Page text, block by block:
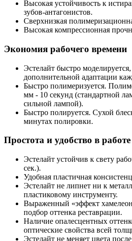
Высокая устойчивость к
зубов-антагонистов.
Сверхнизкая
Высокая компрессионная
Экономия рабочего времени
Эстелайт быстро моделируется,
дополнительной адаптации
Быстро полимеризуется.
мм - 10 секунд (стандартной
сильной лампой).
Быстро полируется. Сухой
минутах полировки.
Простота и удобство в работе
Эстелайт устойчив к свету
сек.).
Удобная пластичная
Эстелайт не липнет ни к
пластиковому инструменту.
Выраженный «эффект
подбор оттенка реставрации.
Наличие опалесцентных
оптические свойства всей
Эстелайт не меняет цвета